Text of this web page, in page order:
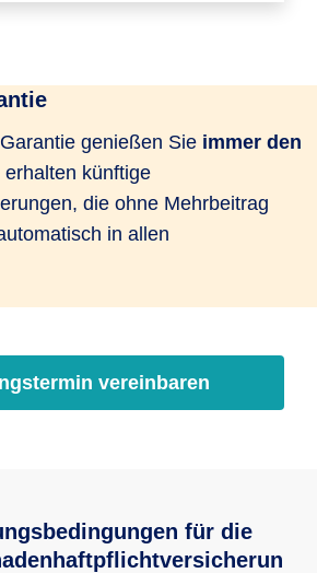
genießen Sie immer den
erhalten künftige
die ohne Mehrbeitrag
in allen
vereinbaren
für die